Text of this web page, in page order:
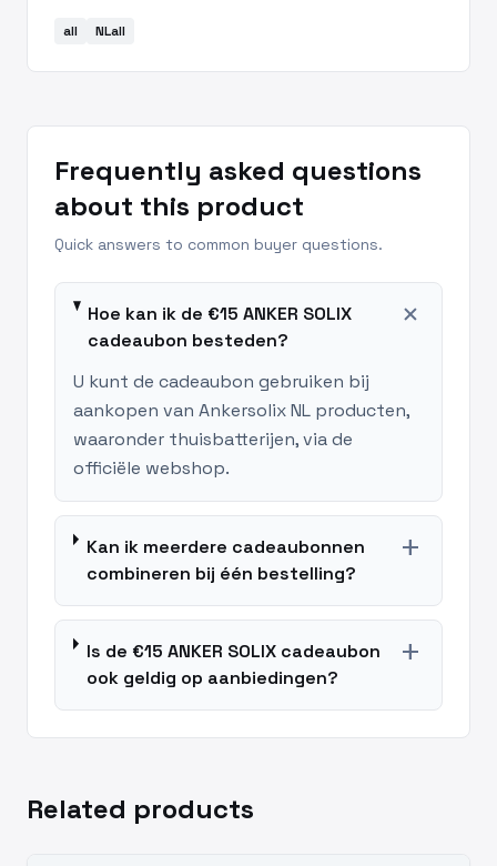
all NLall
Frequently asked questions
about this product
Quick answers to common buyer questions.
Hoe kan ik de €15 ANKER SOLIX
cadeaubon besteden?
add
U kunt de cadeaubon gebruiken bij
aankopen van Ankersolix NL producten,
waaronder thuisbatterijen, via de
officiële webshop.
Kan ik meerdere cadeaubonnen
combineren bij één bestelling?
add
Is de €15 ANKER SOLIX cadeaubon
ook geldig op aanbiedingen?
add
Related products